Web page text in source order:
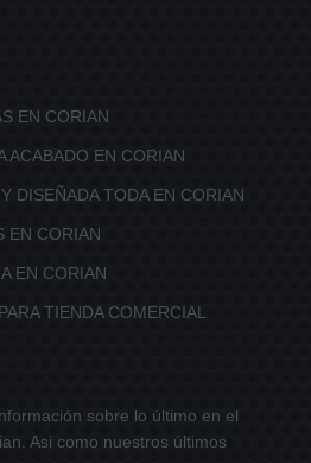
EN CORIAN
ACABADO EN CORIAN
DISEÑADA TODA EN CORIAN
EN CORIAN
EN CORIAN
TIENDA COMERCIAL
sobre lo último en el
Asi como nuestros últimos